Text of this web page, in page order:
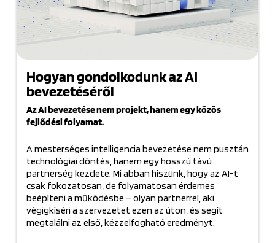
Hogyan gondolkodunk az AI
bevezetéséről
Az AI bevezetése nem projekt, hanem egy közös
fejlődési folyamat.
A mesterséges intelligencia bevezetése nem pusztán
technológiai döntés, hanem egy hosszú távú
partnerség kezdete. Mi abban hiszünk, hogy az AI-t
csak fokozatosan, de folyamatosan érdemes
beépíteni a működésbe – olyan partnerrel, aki
végigkíséri a szervezetet ezen az úton, és segít
megtalálni az első, kézzelfogható eredményt.